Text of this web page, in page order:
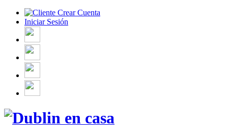
Crear Cuenta
Iniciar Sesión